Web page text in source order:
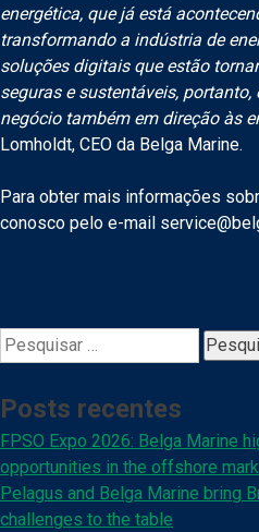
energética, que já está
transformando a indústria de
soluções digitais que estão
seguras e sustentáveis,
negócio também em direção às
Lomholdt, CEO da Belga Marine.
Para obter mais informações
conosco pelo e-mail
Pesquisar
por:
Posts recentes
FPSO Expo 2026: Belga Marine
opportunities in the offshore
Pelagus and Belga Marine bring
challenges to the table